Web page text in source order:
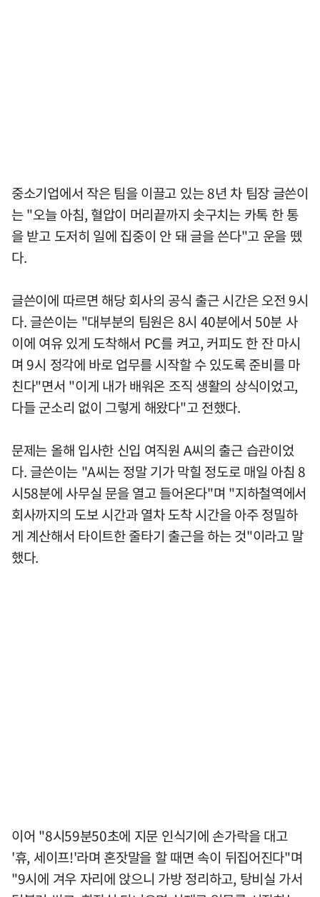
중소기업에서 작은 팀을 이끌고 있는 8년 차 팀장 글쓴이
는 "오늘 아침, 혈압이 머리끝까지 솟구치는 카톡 한 통
을 받고 도저히 일에 집중이 안 돼 글을 쓴다"고 운을 뗐
다.
글쓴이에 따르면 해당 회사의 공식 출근 시간은 오전 9시
다. 글쓴이는 "대부분의 팀원은 8시 40분에서 50분 사
이에 여유 있게 도착해서 PC를 켜고, 커피도 한 잔 마시
며 9시 정각에 바로 업무를 시작할 수 있도록 준비를 마
친다"면서 "이게 내가 배워온 조직 생활의 상식이었고,
다들 군소리 없이 그렇게 해왔다"고 전했다.
문제는 올해 입사한 신입 여직원 A씨의 출근 습관이었
다. 글쓴이는 "A씨는 정말 기가 막힐 정도로 매일 아침 8
시58분에 사무실 문을 열고 들어온다"며 "지하철역에서
회사까지의 도보 시간과 열차 도착 시간을 아주 정밀하
게 계산해서 타이트한 줄타기 출근을 하는 것"이라고 말
했다.
이어 "8시59분50초에 지문 인식기에 손가락을 대고
'휴, 세이프!'라며 혼잣말을 할 때면 속이 뒤집어진다"며
"9시에 겨우 자리에 앉으니 가방 정리하고, 탕비실 가서